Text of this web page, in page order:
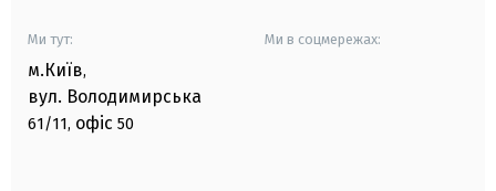
Ми тут:
м.Київ,
вул. Володимирська
61/11, офіс 50
Ми в соцмережах: